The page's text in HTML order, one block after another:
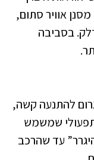
אוויר סתום,
בסביבה
להתנעה קשה,
תפעולי שמשמש
עד שהרכב